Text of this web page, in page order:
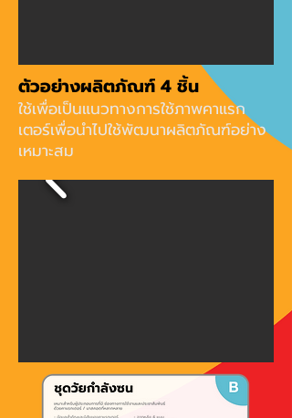
ตัวอย่างผลิตภัณฑ์ 4 ชิ้น
ใช้เพื่อเป็นแนวทางการใช้ภาพคาแรก
เตอร์เพื่อนำไปใช้พัฒนาผลิตภัณฑ์อย่าง
เหมาะสม